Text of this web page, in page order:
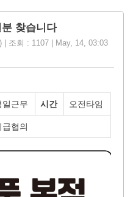
찾습니다
| 조회 : 1107 | May, 14, 03:03
일근무 시간 오전타임
급협의